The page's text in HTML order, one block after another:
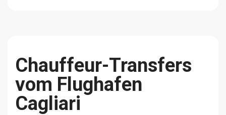
Chauffeur-Transfers
vom Flughafen
Cagliari